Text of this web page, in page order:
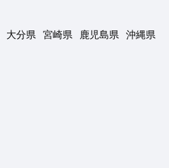
大分県 宮崎県 鹿児島県 沖縄県